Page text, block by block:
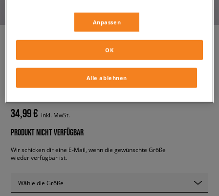
JORDAN KLEID W J ESS TANK
TRAININGSANZUGS
34,99 € inkl. MwSt.
PRODUKT NICHT VERFÜGBAR
Wir schicken dir eine E-Mail, wenn die gewünschte Größe
wieder verfügbar ist.
Wähle die Größe
Anpassen
Alle ablehnen
OK